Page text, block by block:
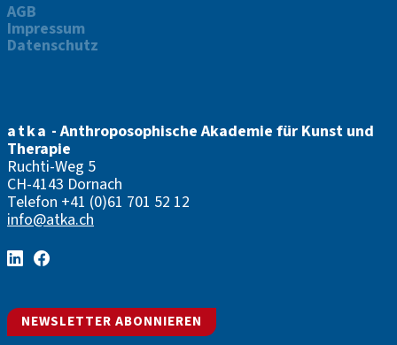
AGB
Impressum
Datenschutz
atka - Anthroposophische Akademie für Kunst und
Therapie
Ruchti-Weg 5
CH-4143 Dornach
Telefon +41 (0)61 701 52 12
info@atka.ch
NEWSLETTER ABONNIEREN